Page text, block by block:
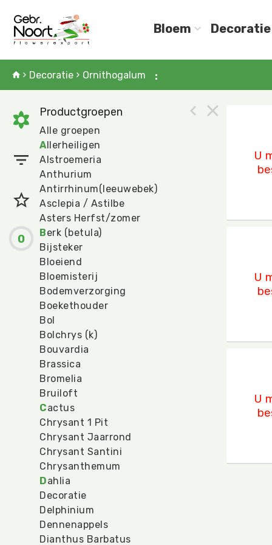
Bloem Decoratie
Decoratie Ornithogalum :
0
Productgroepen
Alle groepen
Allerheiligen
Alstroemeria
Anthurium
Antirrhinum(leeuwebek)
Asclepia / Astilbe
Asters Herfst/zomer
Berk (betula)
Bijsteker
Bloeiend
Bloemisterij
Bodemverzorging
Boekethouder
Bol
Bolchrys (k)
Bouvardia
Brassica
Bromelia
Bruiloft
Cactus
Chrysant 1 Pit
Chrysant Jaarrond
Chrysant Santini
Chrysanthemum
Dahlia
Decoratie
Delphinium
Dennenappels
Dianthus Barbatus
U
U
U